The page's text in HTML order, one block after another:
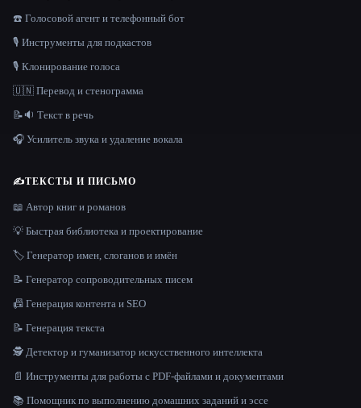
☎️ Голосовой агент и телефонный бот
🎙️ Инструменты для подкастов
🎙️ Клонирование голоса
🇺🇳 Перевод и стенограмма
📝🔉 Текст в речь
🎧 Усилитель звука и удаление вокала
✍️ТЕКСТЫ И ПИСЬМО
📖 Автор книг и романов
💡 Быстрая библиотека и проектирование
🏷️ Генератор имен, слоганов и имён
📝 Генератор сопроводительных писем
📠 Генерация контента и SEO
📝 Генерация текста
🕵️ Детектор и гуманизатор искусственного интеллекта
📄 Инструменты для работы с PDF-файлами и документами
📚 Помощник по выполнению домашних заданий и эссе